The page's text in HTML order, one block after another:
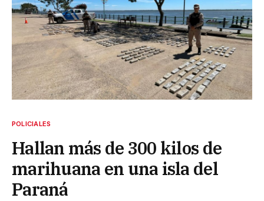
POLICIALES
Hallan más de 300 kilos de
marihuana en una isla del
Paraná